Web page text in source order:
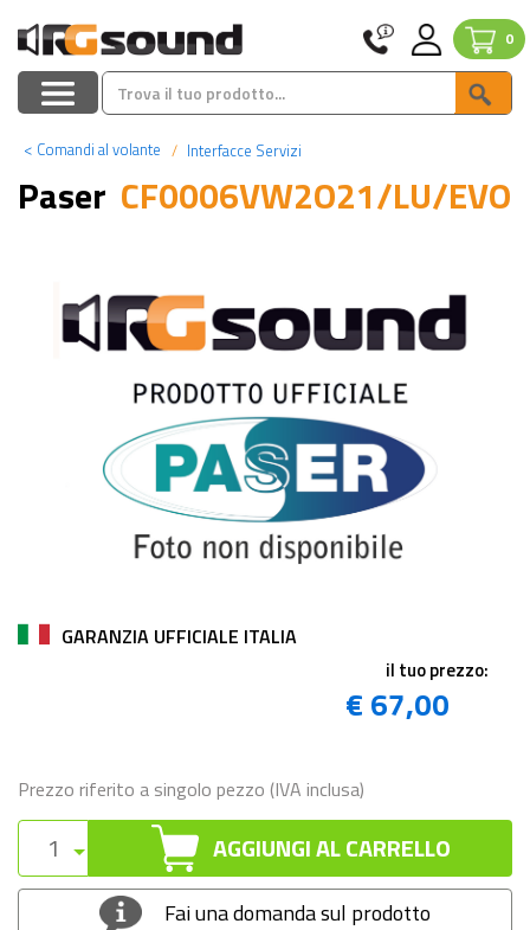
0
< Comandi al volante Interfacce Servizi
Paser CF0006VW2O21/LU/EVO
GARANZIA UFFICIALE ITALIA
il tuo prezzo:
€ 67,00
Prezzo riferito a singolo pezzo (IVA inclusa)
AGGIUNGI AL CARRELLO
Fai una domanda sul prodotto